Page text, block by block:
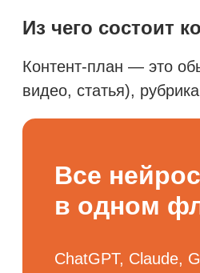
Из чего состоит
Контент-план — это
видео, статья),
Все
в одном
ChatGPT, Claude,